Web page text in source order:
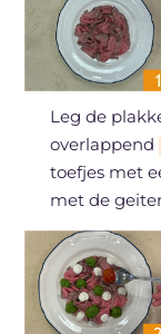
Leg de
overlappend
toefjes met
met de